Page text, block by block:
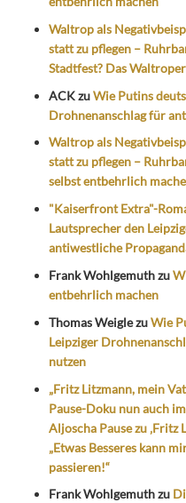
Waltrop als
statt zu pflegen –
Stadtfest? Das
ACKzuWie Putins
Drohnenanschlag für
Waltrop als
statt zu pflegen –
selbst entbehrlich
"Kaiserfront Extra"-
Lautsprecher den
antiwestliche
Frank Wohlgemuthzu
entbehrlich machen
Thomas WeiglezuWie
Leipziger
nutzen
„Fritz Litzmann, mein
Pause-Doku nun auch
Aljoscha Pause zu ‚Fritz
„Etwas Besseres kann
passieren!“
Frank Wohlgemuthzu